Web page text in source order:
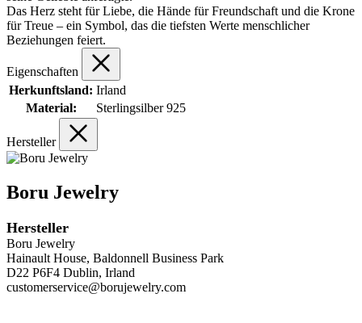
Das Herz steht für Liebe, die Hände für Freundschaft und die Krone
für Treue – ein Symbol, das die tiefsten Werte menschlicher
Beziehungen feiert.
Eigenschaften
Herkunftsland: Irland
Material:
Sterlingsilber 925
Hersteller
Boru Jewelry
Hersteller
Boru Jewelry
Hainault House, Baldonnell Business Park
D22 P6F4 Dublin, Irland
customerservice@borujewelry.com